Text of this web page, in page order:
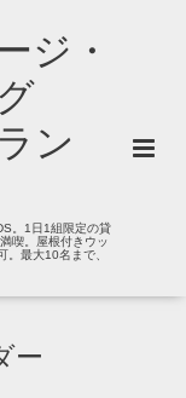
ジ・
ン
。1日1組限定の貸
喫。屋根付きウッ
。最大10名まで、
ー